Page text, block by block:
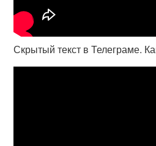
Скрытый текст в Телеграме.